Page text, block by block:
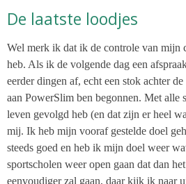
De laatste loodjes
Wel merk ik dat ik de controle van mijn
heb. Als ik de volgende dag een
eerder dingen af, echt een stok achter
aan PowerSlim ben begonnen. Met alle
leven gevolgd heb (en dat zijn er heel
mij. Ik heb mijn vooraf gestelde doel
steeds goed en heb ik mijn doel weer
sportscholen weer open gaan dat dan
eenvoudiger zal gaan, daar kijk ik naar